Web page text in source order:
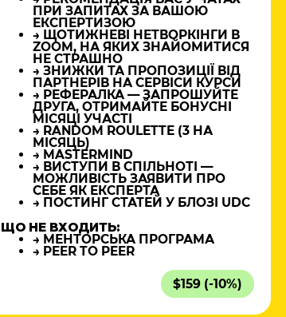
ПРИ ЗАПИТАХ ЗА ВАШОЮ
ЕКСПЕРТИЗОЮ
→ ЩОТИЖНЕВІ НЕТВОРКІНГИ В
ZOOM, НА ЯКИХ ЗНАЙОМИТИСЯ
НЕ СТРАШНО
→ ЗНИЖКИ ТА ПРОПОЗИЦІЇ ВІД
ПАРТНЕРІВ НА СЕРВІСИ КУРСИ
→ РЕФЕРАЛКА — ЗАПРОШУЙТЕ
ДРУГА, ОТРИМАЙТЕ БОНУСНІ
МІСЯЦІ УЧАСТІ
→ RANDOM ROULETTE (3 НА
МІСЯЦЬ)
→ MASTERMIND
→ ВИСТУПИ В СПІЛЬНОТІ —
МОЖЛИВІСТЬ ЗАЯВИТИ ПРО
СЕБЕ ЯК ЕКСПЕРТА
→ ПОСТИНГ СТАТЕЙ У БЛОЗІ UDC
ЩО НЕ ВХОДИТЬ:
→ МЕНТОРСЬКА ПРОГРАМА
→ PEER TO PEER
$159 (-10%)